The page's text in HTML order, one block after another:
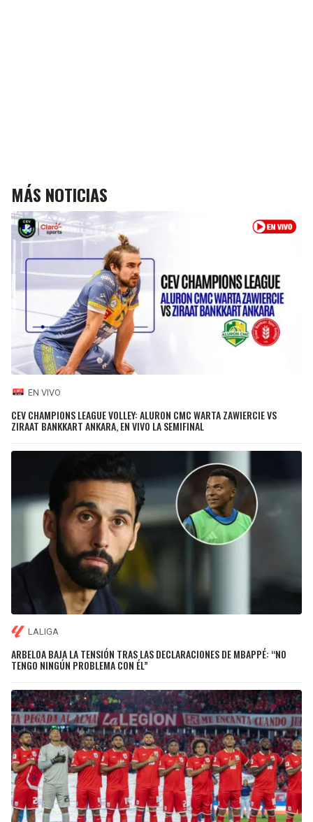
MÁS NOTICIAS
EN VIVO
CEV CHAMPIONS LEAGUE VOLLEY: ALURON CMC WARTA ZAWIERCIE VS
ZIRAAT BANKKART ANKARA, EN VIVO LA SEMIFINAL
LALIGA
ARBELOA BAJA LA TENSIÓN TRAS LAS DECLARACIONES DE MBAPPÉ: “NO
TENGO NINGÚN PROBLEMA CON ÉL”